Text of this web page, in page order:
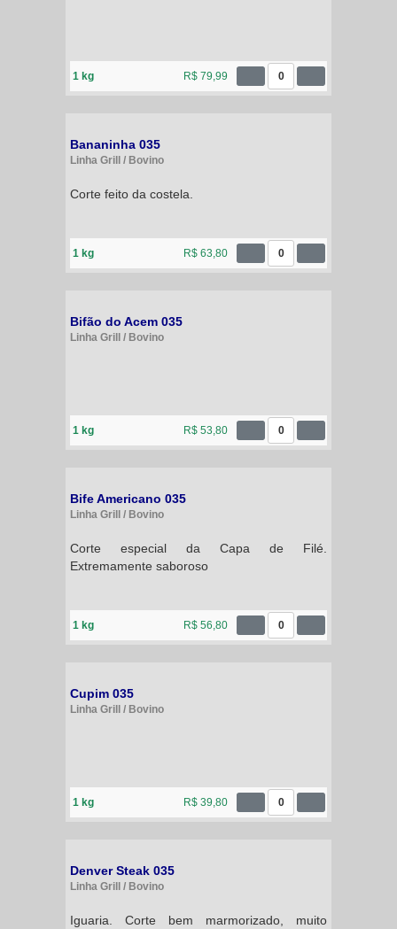
1 kg R$ 79,99 0
Bananinha 035
Linha Grill / Bovino
Corte feito da costela.
1 kg R$ 63,80 0
Bifão do Acem 035
Linha Grill / Bovino
1 kg R$ 53,80 0
Bife Americano 035
Linha Grill / Bovino
Corte especial da Capa de Filé.
Extremamente saboroso
1 kg R$ 56,80 0
Cupim 035
Linha Grill / Bovino
1 kg R$ 39,80 0
Denver Steak 035
Linha Grill / Bovino
Iguaria. Corte bem marmorizado, muito